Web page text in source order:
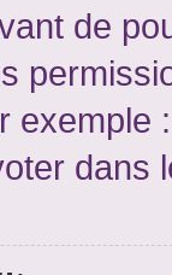
de
exemple
dans